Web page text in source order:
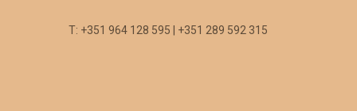
T: +351 964 128 595 | +351 289 592 315